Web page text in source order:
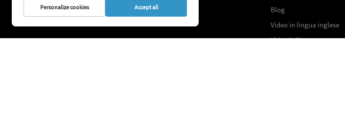
Blog
Video in lingua inglese
Video in lingua russa
Personalize cookies Accept all